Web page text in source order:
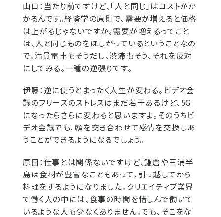
山口： 当たり前ですけど、「人と同じ」はコストがか
かるんです。経済学の原則で、需要が増えると価格
は上がるじゃないですか。需要が増えるってこと
は、人と同じものをほしがっているということなの
で。満員電車もそうだし、渋滞もそう、それを反対
にしてみる。一種の逆張りです。
伊藤：逆に使うとまったく人生が変わる。ビデオ会
議のフリーズのストレスはまだ若干あるけど、5G
になったらさらに変わると思いますよ。そのうちビ
デオ会議でも、顔を突き合わせて感情を交換しあ
うことができるようになるでしょう。
原田：仕事とは関係ないですけど、鎌倉や三浦半
島は食材が豊富なこともあって、引っ越してから
料理をするようになりました。クリエイティブ業界
で働く人の中には、食事の時間を惜しんで働いて
いるような人も少なくありません。でも、そこをな